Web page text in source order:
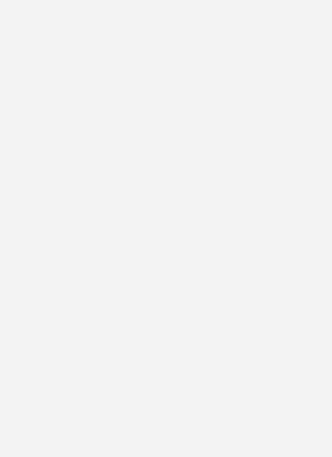
Problem mit dem
erhalten Sie regelmäßig von uns
und Neuigkeiten, gebündelt und
Postfach.
Newsletter bin ich damit einverstanden, über
und Online-Angebote
& Co. KG